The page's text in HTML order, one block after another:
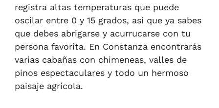
registra altas temperaturas que puede
oscilar entre 0 y 15 grados, así que ya sabes
que debes abrigarse y acurrucarse con tu
persona favorita. En Constanza encontrarás
varias cabañas con chimeneas, valles de
pinos espectaculares y todo un hermoso
paisaje agrícola.